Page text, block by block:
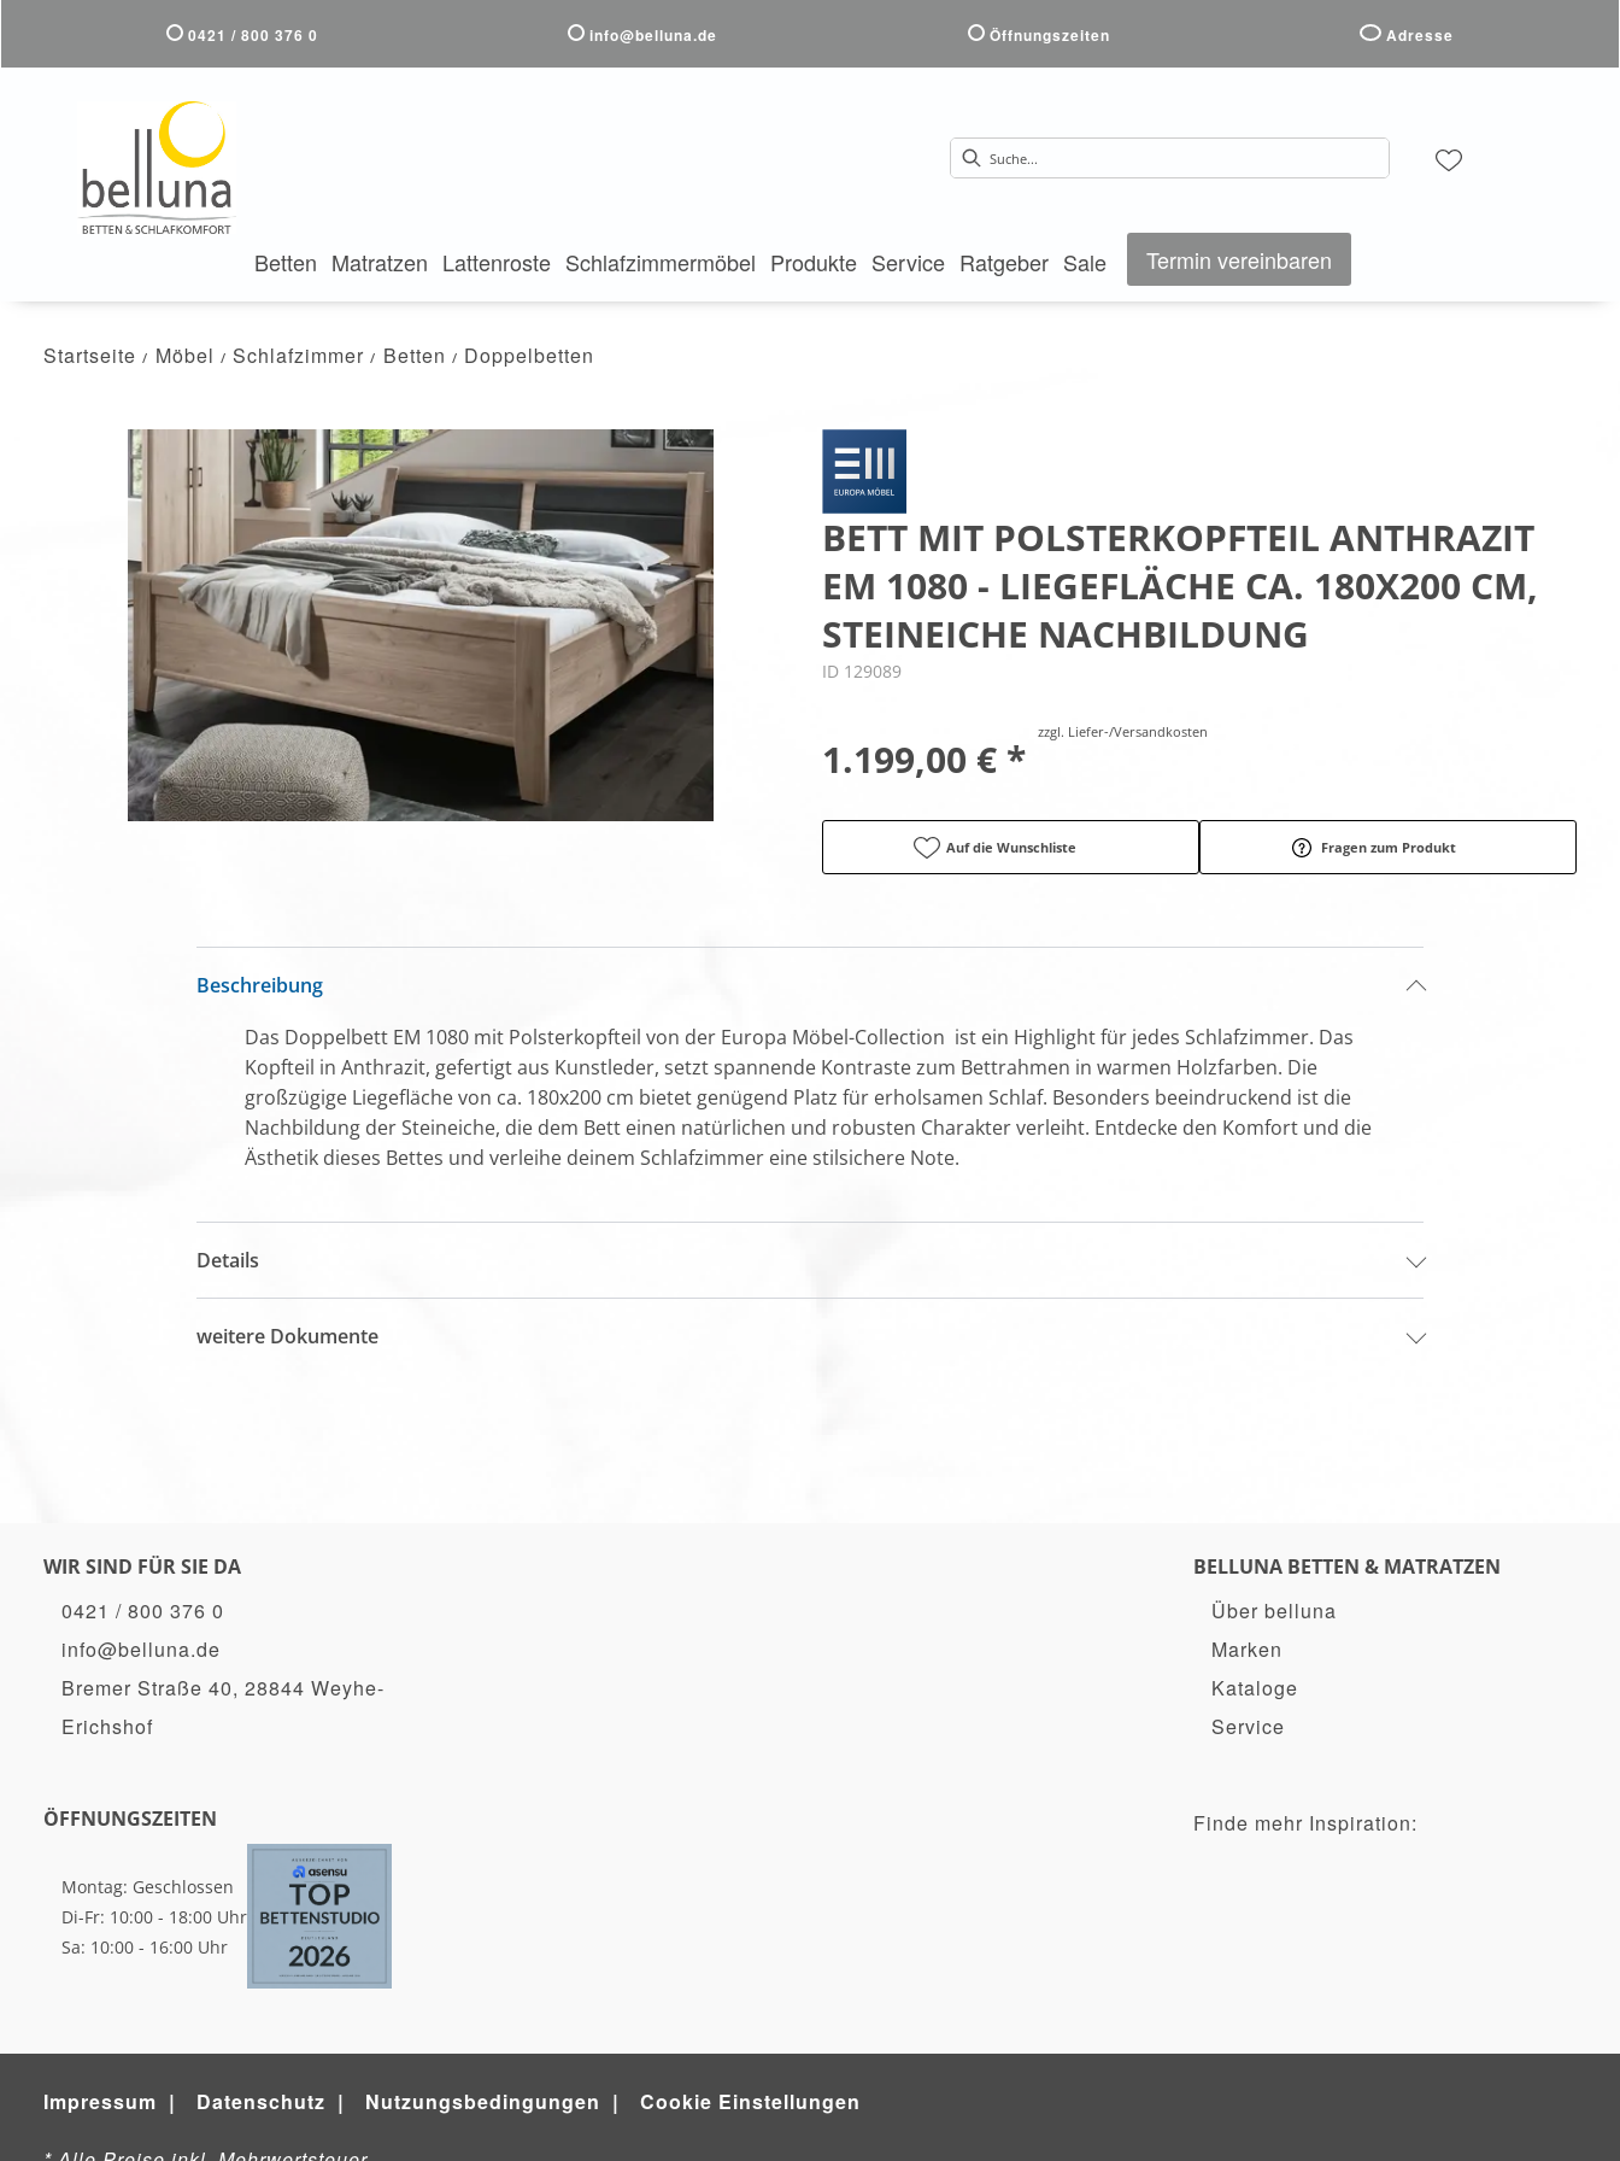
0421 / 800 376 0 info@belluna.de Öffnungszeiten Adresse
Betten Matratzen Lattenroste Schlafzimmermöbel Produkte Service Ratgeber Sale Termin vereinbaren
Startseite Möbel Schlafzimmer Betten Doppelbetten
BETT MIT POLSTERKOPFTEIL ANTHRAZIT
EM 1080 - LIEGEFLÄCHE CA. 180X200 CM,
STEINEICHE NACHBILDUNG
ID 129089
1.199,00 € *
zzgl. Liefer-/Versandkosten
Auf die Wunschliste Fragen zum Produkt
Beschreibung
Das Doppelbett EM 1080 mit Polsterkopfteil von der Europa Möbel-Collection ist ein Highlight für jedes Schlafzimmer. Das
Kopfteil in Anthrazit, gefertigt aus Kunstleder, setzt spannende Kontraste zum Bettrahmen in warmen Holzfarben. Die
großzügige Liegefläche von ca. 180x200 cm bietet genügend Platz für erholsamen Schlaf. Besonders beeindruckend ist die
Nachbildung der Steineiche, die dem Bett einen natürlichen und robusten Charakter verleiht. Entdecke den Komfort und die
Ästhetik dieses Bettes und verleihe deinem Schlafzimmer eine stilsichere Note.
Details
weitere Dokumente
WIR SIND FÜR SIE DA
0421 / 800 376 0
info@belluna.de
Bremer Straße 40, 28844 Weyhe-
Erichshof
BELLUNA BETTEN & MATRATZEN
Über belluna
Marken
Kataloge
Service
ÖFFNUNGSZEITEN
Montag: Geschlossen
Di-Fr: 10:00 - 18:00 Uhr
Sa: 10:00 - 16:00 Uhr
Finde mehr Inspiration:
Impressum Datenschutz Nutzungsbedingungen Cookie Einstellungen